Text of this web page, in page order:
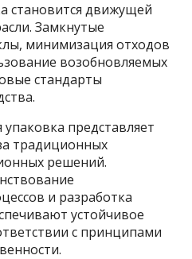
становится движущей
Замкнутые
минимизация отходов
возобновляемых
стандарты
представляет
традиционных
решений.
и разработка
устойчивое
с принципами